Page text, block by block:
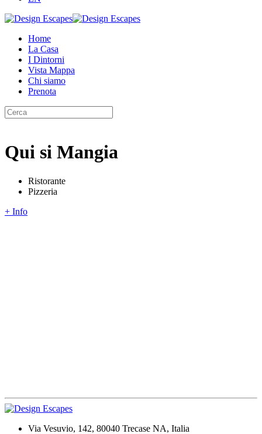
Home
La Casa
I Dintorni
Vista Mappa
Chi siamo
Prenota
Qui si Mangia
Ristorante
Pizzeria
+ Info
Via Vesuvio, 142, 80040 Trecase NA, Italia